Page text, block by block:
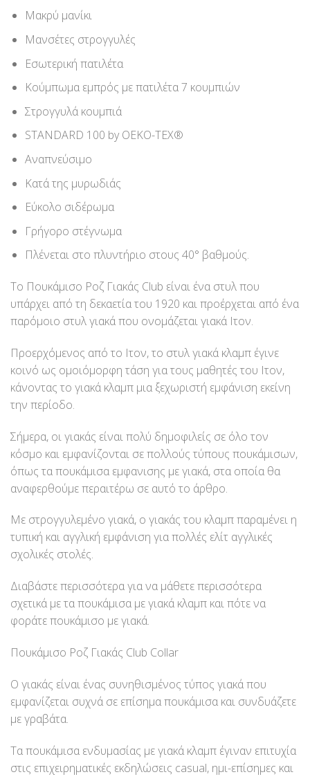
Μακρύ μανίκι
Μανσέτες στρογγυλές
Εσωτερική πατιλέτα
Κούμπωμα εμπρός με πατιλέτα 7 κουμπιών
Στρογγυλά κουμπιά
STANDARD 100 by OEKO-TEX®
Αναπνεύσιμο
Κατά της μυρωδιάς
Εύκολο σιδέρωμα
Γρήγορο στέγνωμα
Πλένεται στο πλυντήριο στους 40° βαθμούς.
Το Πουκάμισο Ροζ Γιακάς Club είναι ένα στυλ που
υπάρχει από τη δεκαετία του 1920 και προέρχεται από ένα
παρόμοιο στυλ γιακά που ονομάζεται γιακά Ιτον.
Προερχόμενος από το Ιτον, το στυλ γιακά κλαμπ έγινε
κοινό ως ομοιόμορφη τάση για τους μαθητές του Ιτον,
κάνοντας το γιακά κλαμπ μια ξεχωριστή εμφάνιση εκείνη
την περίοδο.
Σήμερα, οι γιακάς είναι πολύ δημοφιλείς σε όλο τον
κόσμο και εμφανίζονται σε πολλούς τύπους πουκάμισων,
όπως τα πουκάμισα εμφανισης με γιακά, στα οποία θα
αναφερθούμε περαιτέρω σε αυτό το άρθρο.
Με στρογγυλεμένο γιακά, ο γιακάς του κλαμπ παραμένει η
τυπική και αγγλική εμφάνιση για πολλές ελίτ αγγλικές
σχολικές στολές.
Διαβάστε περισσότερα για να μάθετε περισσότερα
σχετικά με τα πουκάμισα με γιακά κλαμπ και πότε να
φοράτε πουκάμισο με γιακά.
Πουκάμισο Ροζ Γιακάς Club Collar
Ο γιακάς είναι ένας συνηθισμένος τύπος γιακά που
εμφανίζεται συχνά σε επίσημα πουκάμισα και συνδυάζετε
με γραβάτα.
Τα πουκάμισα ενδυμασίας με γιακά κλαμπ έγιναν επιτυχία
στις επιχειρηματικές εκδηλώσεις casual, ημι-επίσημες και